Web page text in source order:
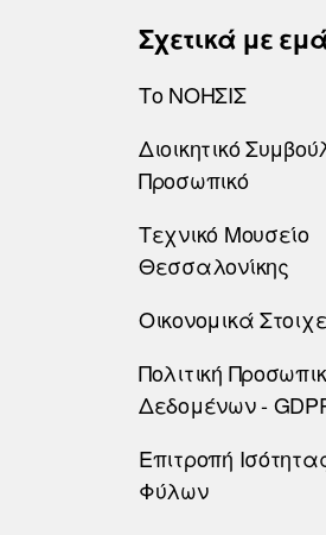
Σχετικά με
Το ΝΟΗΣΙΣ
Διοικητικό
Προσωπικό
Τεχνικό Μουσείο
Θεσσαλονίκης
Οικονομικά
Πολιτική
Δεδομένων -
Επιτροπή
Φύλων